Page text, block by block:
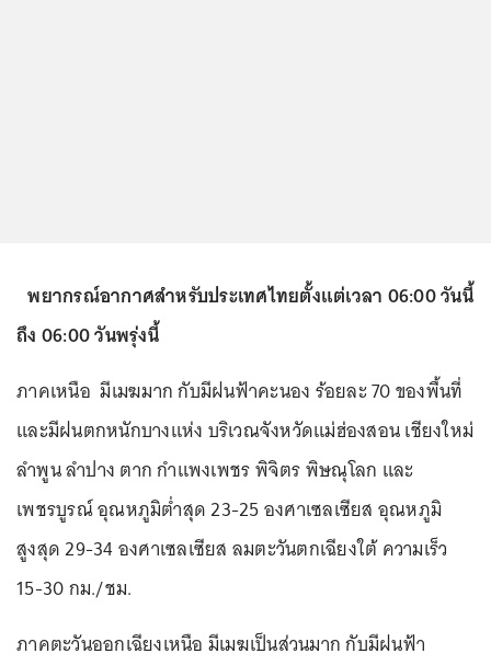
พยากรณ์อากาศสำหรับประเทศไทยตั้งแต่เวลา 06:00 วันนี้
ถึง 06:00 วันพรุ่งนี้
ภาคเหนือ มีเมฆมาก กับมีฝนฟ้าคะนอง ร้อยละ 70 ของพื้นที่
และมีฝนตกหนักบางแห่ง บริเวณจังหวัดแม่ฮ่องสอน เชียงใหม่
ลำพูน ลำปาง ตาก กำแพงเพชร พิจิตร พิษณุโลก และ
เพชรบูรณ์ อุณหภูมิต่ำสุด 23-25 องศาเซลเซียส อุณหภูมิ
สูงสุด 29-34 องศาเซลเซียส ลมตะวันตกเฉียงใต้ ความเร็ว
15-30 กม./ชม.
ภาคตะวันออกเฉียงเหนือ มีเมฆเป็นส่วนมาก กับมีฝนฟ้า